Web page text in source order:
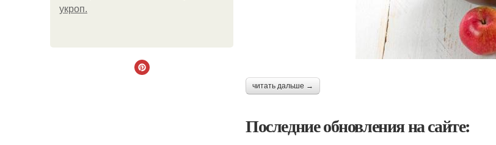
укроп.
читать дальше →
Последние обновления на сайте: